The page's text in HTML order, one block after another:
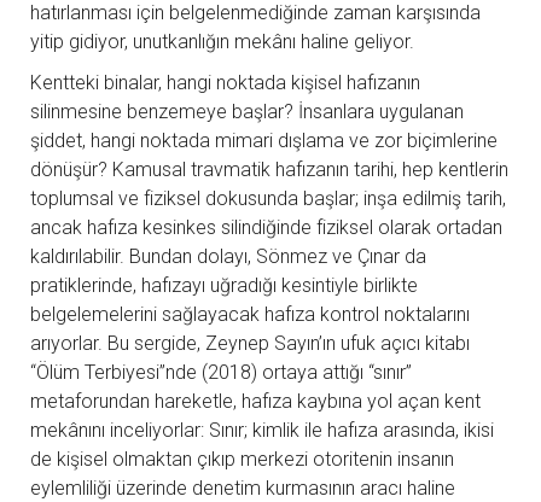
hatırlanması için belgelenmediğinde zaman karşısında
yitip gidiyor, unutkanlığın mekânı haline geliyor.
Kentteki binalar, hangi noktada kişisel hafızanın
silinmesine benzemeye başlar? İnsanlara uygulanan
şiddet, hangi noktada mimari dışlama ve zor biçimlerine
dönüşür? Kamusal travmatik hafızanın tarihi, hep kentlerin
toplumsal ve fiziksel dokusunda başlar; inşa edilmiş tarih,
ancak hafıza kesinkes silindiğinde fiziksel olarak ortadan
kaldırılabilir. Bundan dolayı, Sönmez ve Çınar da
pratiklerinde, hafızayı uğradığı kesintiyle birlikte
belgelemelerini sağlayacak hafıza kontrol noktalarını
arıyorlar. Bu sergide, Zeynep Sayın’ın ufuk açıcı kitabı
“Ölüm Terbiyesi”nde (2018) ortaya attığı “sınır”
metaforundan hareketle, hafıza kaybına yol açan kent
mekânını inceliyorlar: Sınır; kimlik ile hafıza arasında, ikisi
de kişisel olmaktan çıkıp merkezi otoritenin insanın
eylemliliği üzerinde denetim kurmasının aracı haline